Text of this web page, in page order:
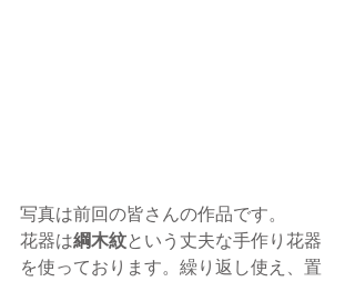
写真は前回の皆さんの作品です。
花器は綱木紋という丈夫な手作り花器
を使っております。繰り返し使え、置